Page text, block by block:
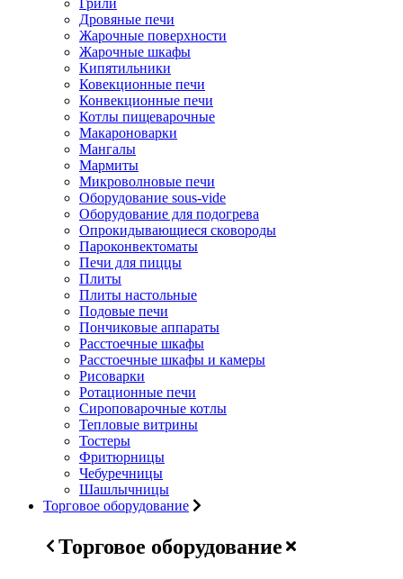
Грили
Дровяные печи
Жарочные поверхности
Жарочные шкафы
Кипятильники
Ковекционные печи
Конвекционные печи
Котлы пищеварочные
Макароноварки
Мангалы
Мармиты
Микроволновые печи
Оборудование sous-vide
Оборудование для подогрева
Опрокидывающиеся сковороды
Пароконвектоматы
Печи для пиццы
Плиты
Плиты настольные
Подовые печи
Пончиковые аппараты
Расстоечные шкафы
Расстоечные шкафы и камеры
Рисоварки
Ротационные печи
Сироповарочные котлы
Тепловые витрины
Тостеры
Фритюрницы
Чебуречницы
Шашлычницы
Торговое оборудование
Торговое оборудование